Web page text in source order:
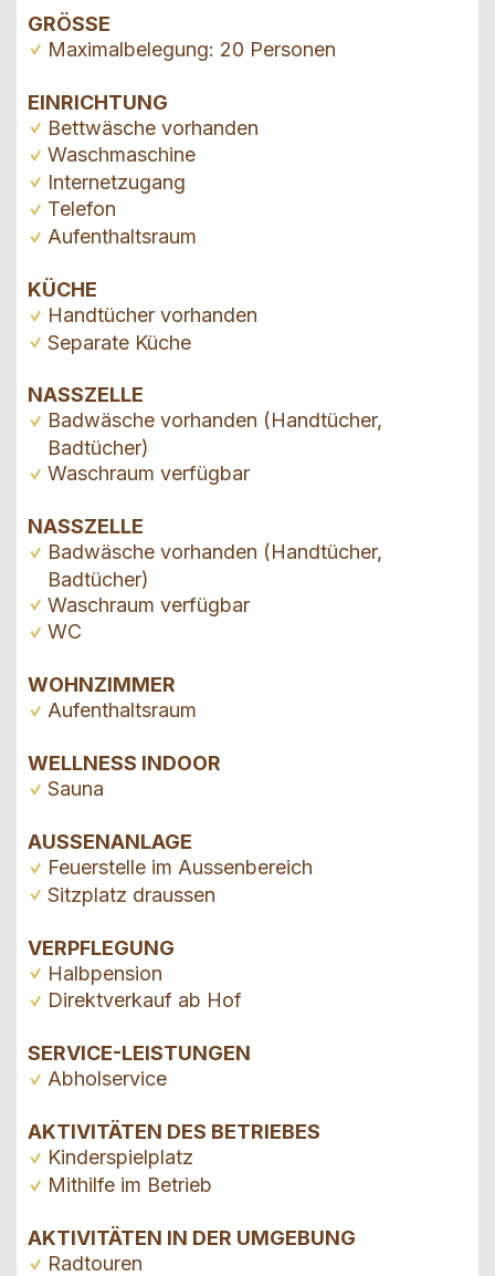
GRÖSSE
Maximalbelegung: 20 Personen
EINRICHTUNG
Bettwäsche vorhanden
Waschmaschine
Internetzugang
Telefon
Aufenthaltsraum
KÜCHE
Handtücher vorhanden
Separate Küche
NASSZELLE
Badwäsche vorhanden (Handtücher,
Badtücher)
Waschraum verfügbar
NASSZELLE
Badwäsche vorhanden (Handtücher,
Badtücher)
Waschraum verfügbar
WC
WOHNZIMMER
Aufenthaltsraum
WELLNESS INDOOR
Sauna
AUSSENANLAGE
Feuerstelle im Aussenbereich
Sitzplatz draussen
VERPFLEGUNG
Halbpension
Direktverkauf ab Hof
SERVICE-LEISTUNGEN
Abholservice
AKTIVITÄTEN DES BETRIEBES
Kinderspielplatz
Mithilfe im Betrieb
AKTIVITÄTEN IN DER UMGEBUNG
Radtouren